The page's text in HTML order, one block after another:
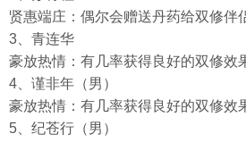
贤惠端庄：偶尔会赠送丹药给双修伴
3、青连华
豪放热情：有几率获得良好的双修效
4、谨非年（男）
豪放热情：有几率获得良好的双修效
5、纪苍行（男）